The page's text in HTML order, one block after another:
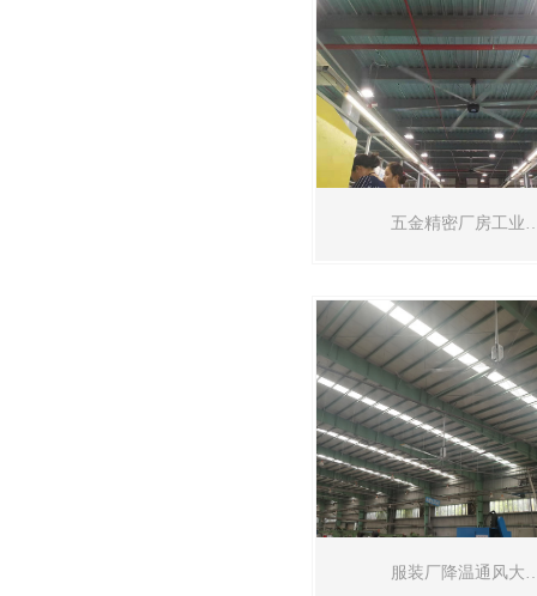
五金精密厂房工业
服装厂降温通风大